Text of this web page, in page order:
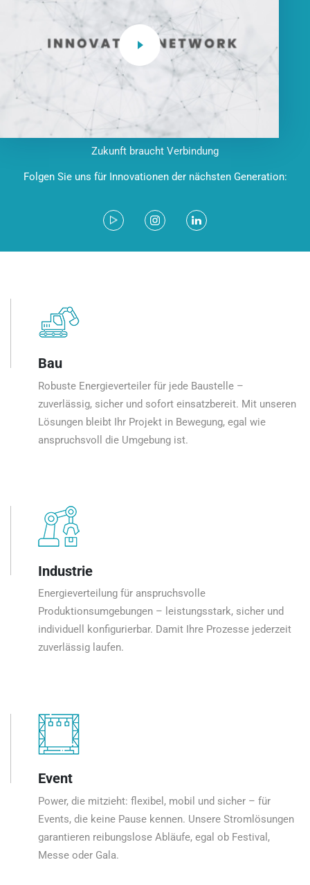
Zukunft braucht Verbindung
Folgen Sie uns für Innovationen der nächsten Generation:
Bau
Robuste Energieverteiler für jede Baustelle –
zuverlässig, sicher und sofort einsatzbereit. Mit unseren
Lösungen bleibt Ihr Projekt in Bewegung, egal wie
anspruchsvoll die Umgebung ist.
Industrie
Energieverteilung für anspruchsvolle
Produktionsumgebungen – leistungsstark, sicher und
individuell konfigurierbar. Damit Ihre Prozesse jederzeit
zuverlässig laufen.
Event
Power, die mitzieht: flexibel, mobil und sicher – für
Events, die keine Pause kennen. Unsere Stromlösungen
garantieren reibungslose Abläufe, egal ob Festival,
Messe oder Gala.